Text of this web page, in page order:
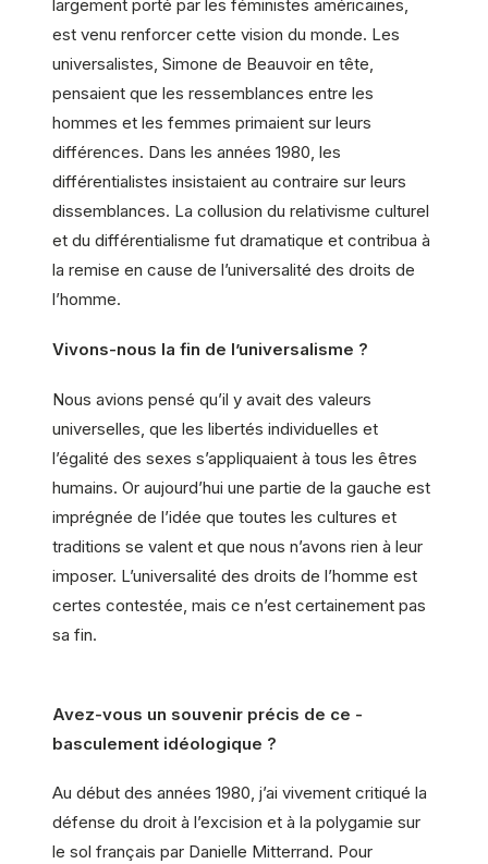
largement porté par les féministes américaines,
est venu renforcer cette vision du monde. Les
universalistes, Simone de Beauvoir en tête,
pensaient que les ressemblances entre les
hommes et les femmes primaient sur leurs
différences. Dans les années 1980, les
différentialistes insistaient au contraire sur leurs
dissemblances. La collusion du relativisme culturel
et du différentialisme fut dramatique et contribua à
la remise en cause de l’universalité des droits de
l’homme.
Vivons-nous la fin de l’universalisme ?
Nous avions pensé qu’il y avait des valeurs
universelles, que les libertés individuelles et
l’égalité des sexes s’appliquaient à tous les êtres
humains. Or aujourd’hui une partie de la gauche est
imprégnée de l’idée que toutes les cultures et
traditions se valent et que nous n’avons rien à leur
imposer. L’universalité des droits de l’homme est
certes contestée, mais ce n’est certainement pas
sa fin.
Avez-vous un souvenir précis de ce -
basculement idéologique ?
Au début des années 1980, j’ai vivement critiqué la
défense du droit à l’excision et à la polygamie sur
le sol français par Danielle Mitterrand. Pour